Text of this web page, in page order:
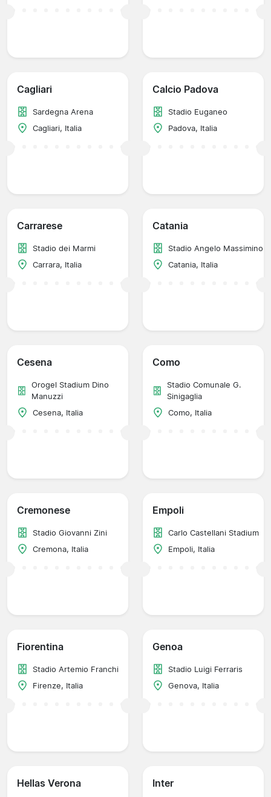
Cagliari
Sardegna Arena
Cagliari, Italia
Calcio Padova
Stadio Euganeo
Padova, Italia
Carrarese
Stadio dei Marmi
Carrara, Italia
Catania
Stadio Angelo Massimino
Catania, Italia
Cesena
Orogel Stadium Dino
Manuzzi
Cesena, Italia
Como
Stadio Comunale G.
Sinigaglia
Como, Italia
Cremonese
Stadio Giovanni Zini
Cremona, Italia
Empoli
Carlo Castellani Stadium
Empoli, Italia
Fiorentina
Stadio Artemio Franchi
Firenze, Italia
Genoa
Stadio Luigi Ferraris
Genova, Italia
Hellas Verona Inter